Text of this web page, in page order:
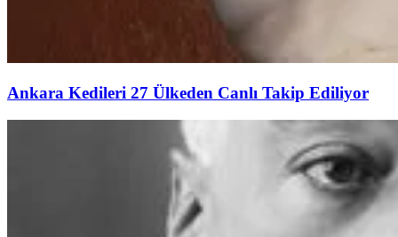
Ankara Kedileri 27 Ülkeden Canlı Takip Ediliyor